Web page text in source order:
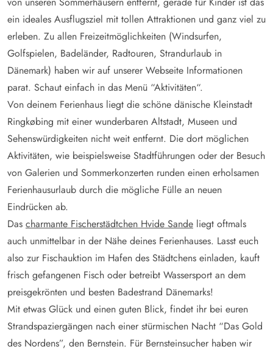
ein ideales Ausflugsziel mit tollen Attraktionen und ganz viel zu
erleben. Zu allen Freizeitmöglichkeiten (Windsurfen,
Golfspielen, Badeländer, Radtouren, Strandurlaub in
Dänemark) haben wir auf unserer Webseite Informationen
parat. Schaut einfach in das Menü “Aktivitäten“.
Von deinem Ferienhaus liegt die schöne dänische Kleinstadt
Ringkøbing mit einer wunderbaren Altstadt, Museen und
Sehenswürdigkeiten nicht weit entfernt. Die dort möglichen
Aktivitäten, wie beispielsweise Stadtführungen oder der Besuch
von Galerien und Sommerkonzerten runden einen erholsamen
Ferienhausurlaub durch die mögliche Fülle an neuen
Eindrücken ab.
Das charmante Fischerstädtchen Hvide Sande liegt oftmals
auch unmittelbar in der Nähe deines Ferienhauses. Lasst euch
also zur Fischauktion im Hafen des Städtchens einladen, kauft
frisch gefangenen Fisch oder betreibt Wassersport an dem
preisgekrönten und besten Badestrand Dänemarks!
Mit etwas Glück und einen guten Blick, findet ihr bei euren
Strandspaziergängen nach einer stürmischen Nacht “Das Gold
des Nordens”, den Bernstein. Für Bernsteinsucher haben wir